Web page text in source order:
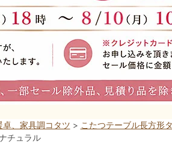
卓、家具調コタツ > こたつテーブル長方形
チュラル